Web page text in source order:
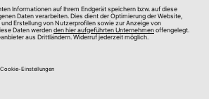
Impressum
AGB
Datenschutz